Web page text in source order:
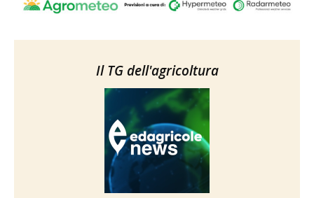
Il TG dell'agricoltura